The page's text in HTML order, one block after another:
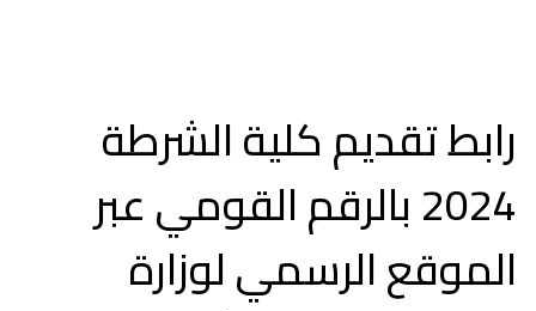
رابط تقديم كلية الشرطة
2024 بالرقم القومي عبر
الموقع الرسمي لوزارة